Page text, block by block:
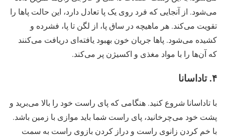
می‌شود. از آنجایی که فرد روی یک پا تعادل دارد، این حالت پاها را
تقویت می‌کند. هر ماهیچه در ساق پا، از لگن تا پا، فشرده و
کشیده می‌شود. پاها جریان خون بهبود یافته‌ای دریافت می‌کنند
که آن‌ها را با مواد مغذی و اکسیژن پر می‌کند.
۴. تاداسانا
با تاداسانا شروع کنید. هنگامی که پای راست خود را بالا می‌برید و
پشت خود می‌چرخانید، پای راست شما باید موازی با زمین باشد.
با خم کردن زانوی راست و دراز کردن بازوی راست به سمت